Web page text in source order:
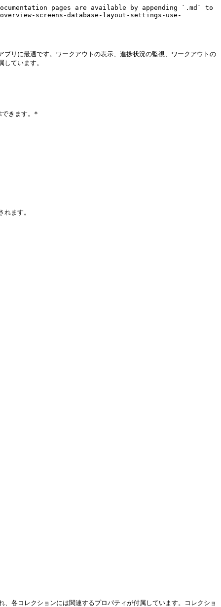
pages are available by appending `.md` to
screens-database-layout-settings-use-
リに最適です。ワークアウトの表示、進捗状況の監視、ワークアウトの
ています。
できます。*
ます。
各コレクションには関連するプロパティが付属しています。コレクショ